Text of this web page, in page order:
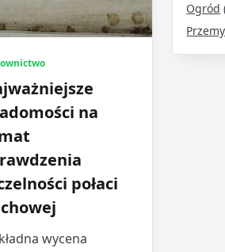
na
połaci
wycena
Ogród